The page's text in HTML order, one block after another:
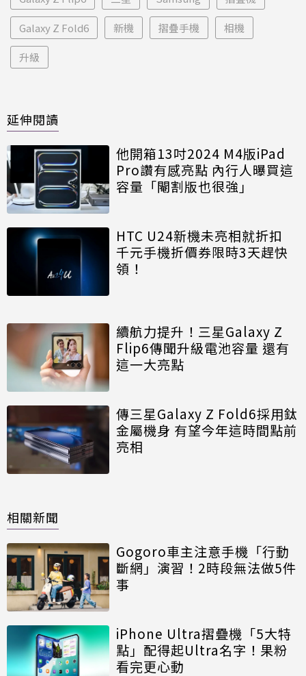
Galaxy Z Fold6 新機 摺疊手機 相機
升級
延伸閱讀
他開箱13吋2024 M4版iPad
Pro讚有感亮點 內行人曝買這
容量「閹割版也很強」
HTC U24新機未亮相就折扣
千元手機折價券限時3天趕快
領！
續航力提升！三星Galaxy Z
Flip6傳聞升級電池容量 還有
這一大亮點
傳三星Galaxy Z Fold6採用鈦
金屬機身 有望今年這時間點前
亮相
相關新聞
Gogoro車主注意手機「行動
斷網」演習！2時段無法做5件
事
iPhone Ultra摺疊機「5大特
點」配得起Ultra名字！果粉
看完更心動